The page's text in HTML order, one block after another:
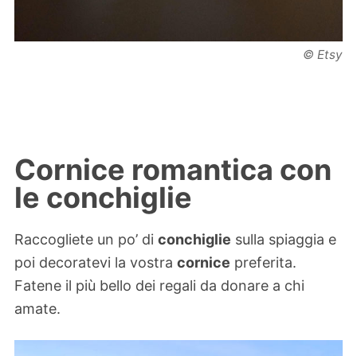
© Etsy
Cornice romantica con
le conchiglie
Raccogliete un po’ di conchiglie sulla spiaggia e
poi decoratevi la vostra cornice preferita.
Fatene il più bello dei regali da donare a chi
amate.